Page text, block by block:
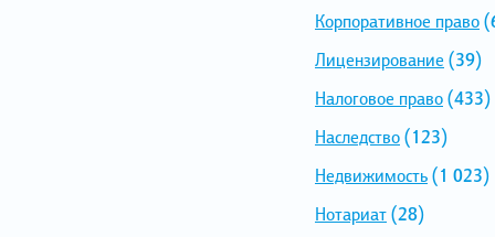
Корпоративное право
Лицензирование (39)
Налоговое право(433)
Наследство(123)
Недвижимость(1 023)
Нотариат(28)